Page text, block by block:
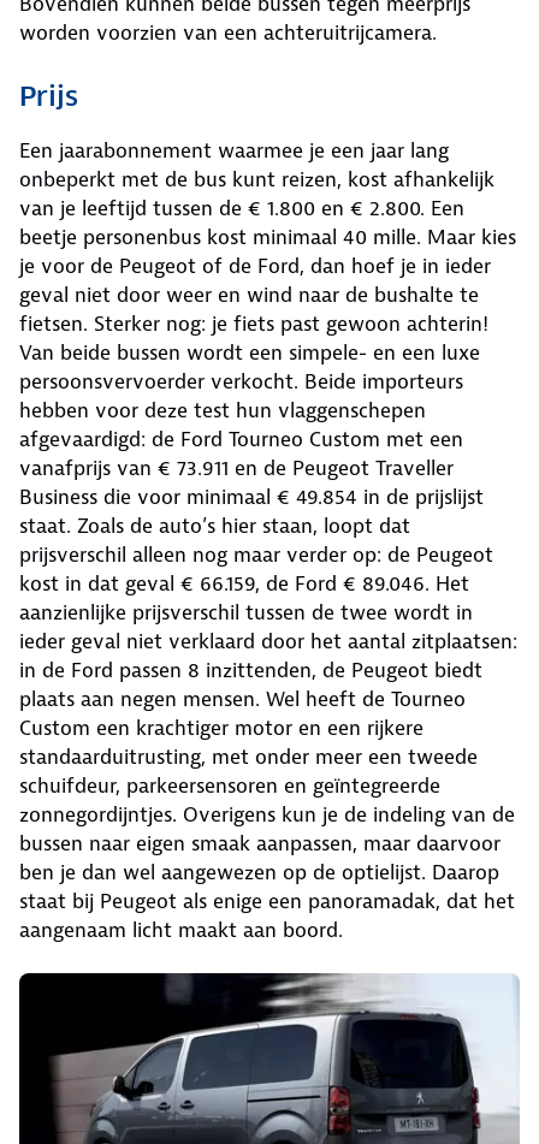
worden voorzien van een achteruitrijcamera.
Prijs
Een jaarabonnement waarmee je een jaar lang
onbeperkt met de bus kunt reizen, kost afhankelijk
van je leeftijd tussen de € 1.800 en € 2.800. Een
beetje personenbus kost minimaal 40 mille. Maar kies
je voor de Peugeot of de Ford, dan hoef je in ieder
geval niet door weer en wind naar de bushalte te
fietsen. Sterker nog: je fiets past gewoon achterin!
Van beide bussen wordt een simpele- en een luxe
persoonsvervoerder verkocht. Beide importeurs
hebben voor deze test hun vlaggenschepen
afgevaardigd: de Ford Tourneo Custom met een
vanafprijs van € 73.911 en de Peugeot Traveller
Business die voor minimaal € 49.854 in de prijslijst
staat. Zoals de auto’s hier staan, loopt dat
prijsverschil alleen nog maar verder op: de Peugeot
kost in dat geval € 66.159, de Ford € 89.046. Het
aanzienlijke prijsverschil tussen de twee wordt in
ieder geval niet verklaard door het aantal zitplaatsen:
in de Ford passen 8 inzittenden, de Peugeot biedt
plaats aan negen mensen. Wel heeft de Tourneo
Custom een krachtiger motor en een rijkere
standaarduitrusting, met onder meer een tweede
schuifdeur, parkeersensoren en geïntegreerde
zonnegordijntjes. Overigens kun je de indeling van de
bussen naar eigen smaak aanpassen, maar daarvoor
ben je dan wel aangewezen op de optielijst. Daarop
staat bij Peugeot als enige een panoramadak, dat het
aangenaam licht maakt aan boord.